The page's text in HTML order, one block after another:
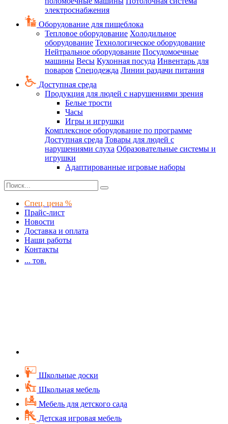
электроснабжения
Оборудование для пищеблока
Тепловое оборудование Холодильное
оборудование Технологическое оборудование
Нейтральное оборудование Посудомоечные
машины Весы Кухонная посуда Инвентарь для
поваров Спецодежда Линии раздачи питания
Доступная среда
Продукция для людей с нарушениями зрения
Белые трости
Часы
Игры и игрушки
Комплексное оборудование по программе
Доступная среда Товары для людей с
нарушениями слуха Образовательные системы и
игрушки
Адаптированные игровые наборы
Спец. цена %
Прайс-лист
Новости
Доставка и оплата
Наши работы
Контакты
... тов.
Школьные доски
Школьная мебель
Мебель для детского сада
Детская игровая мебель